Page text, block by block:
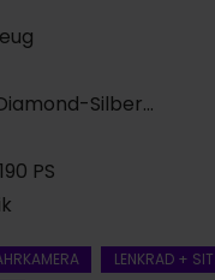
Silber...
PS
LENKRAD +